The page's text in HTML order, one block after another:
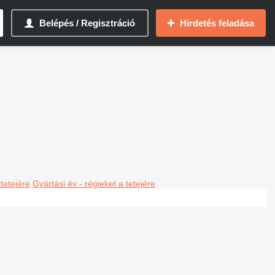
Belépés / Regisztráció Hirdetés feladása
Gyártási év - régieket a tetejére